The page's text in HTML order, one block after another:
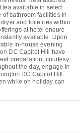
tea available in select
bathroom facilities in
and toiletries within
at hotel ensure
available. Upon
in-house evening
DC Capitol Hill have
preparation, courtesy
the day, engage in
DC Capitol Hill.
while on holiday can